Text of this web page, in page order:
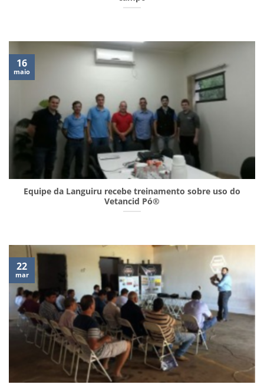
Equipe da Languiru recebe treinamento sobre uso do
Vetancid Pó®
16
maio
22
mar